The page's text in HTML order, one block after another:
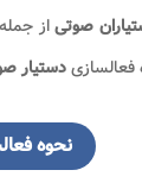
صوتیاز
فعالسازیدستیار
نحوه